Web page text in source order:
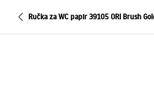
Ručka za WC papir 39105 ORI Brush